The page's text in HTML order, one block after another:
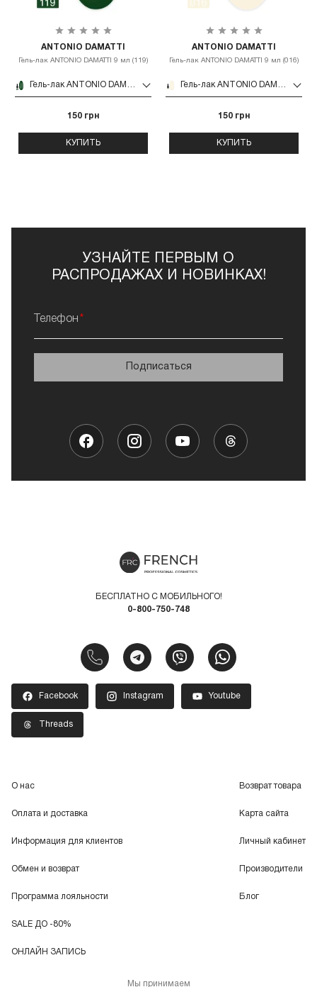
ANTONIO DAMATTI
Гель-лак ANTONIO DAMATTI 9 мл (119)
Гель-лак ANTONIO DAMATTI 9 мл (119)
150 грн
КУПИТЬ
ANTONIO DAMATTI
Гель-лак ANTONIO DAMATTI 9 мл (016)
Гель-лак ANTONIO DAMATTI 9 мл (016)
150 грн
КУПИТЬ
УЗНАЙТЕ ПЕРВЫМ О
РАСПРОДАЖАХ И НОВИНКАХ!
Телефон
Подписаться
БЕСПЛАТНО С МОБИЛЬНОГО!
0-800-750-748
Facebook Instagram Youtube
Threads
О нас
Оплата и доставка
Информация для клиентов
Обмен и возврат
Программа лояльности
SALE ДО -80%
ОНЛАЙН ЗАПИСЬ
Возврат товара
Карта сайта
Личный кабинет
Производители
Блог
Мы принимаем